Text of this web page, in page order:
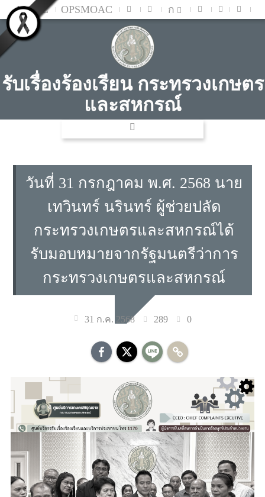
MOAC OPSMOAC ก
รับเรื่องร้องเรียน กระทรวงเกษตร
และสหกรณ์
วันที่ 31 กรกฎาคม พ.ศ. 2568 นาย
เทวินทร์ นรินทร์ ผู้ช่วยปลัด
กระทรวงเกษตรและสหกรณ์ได้
รับมอบหมายจากรัฐมนตรีว่าการ
กระทรวงเกษตรและสหกรณ์
31 ก.ค. 2568 289 0